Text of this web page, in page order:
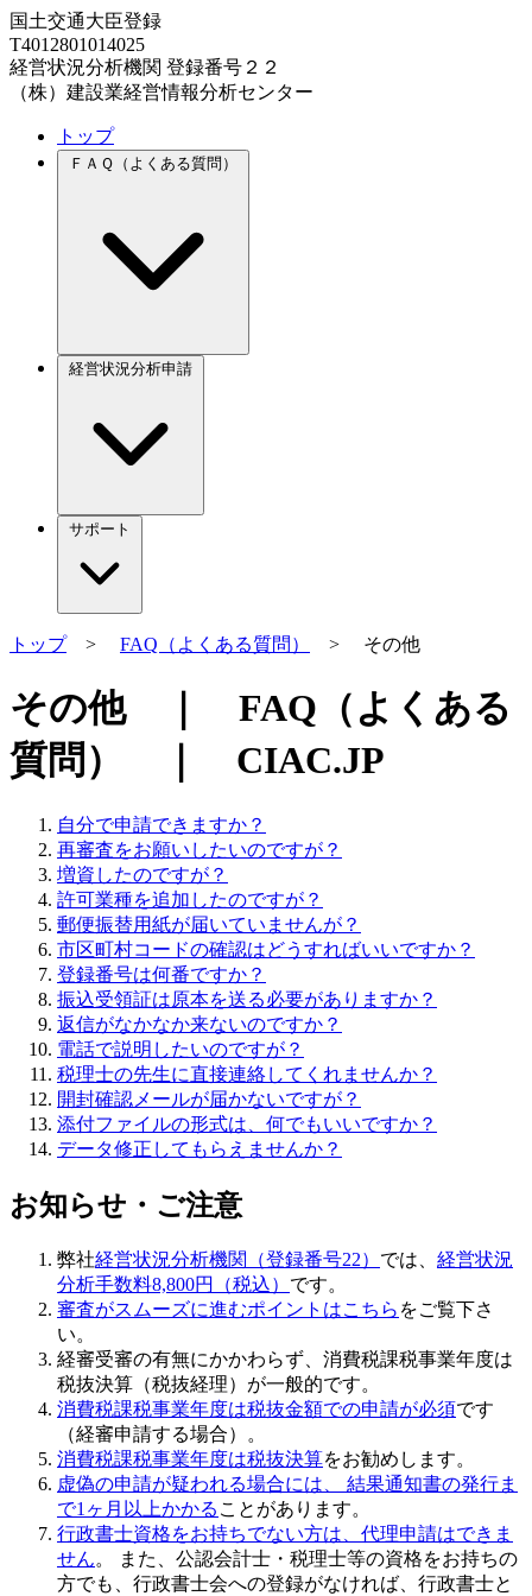
国土交通大臣登録
T4012801014025
経営状況分析機関 登録番号２２
（株）建設業経営情報分析センター
トップ
ＦＡＱ（よくある質問）
経営状況分析申請
サポート
トップ> FAQ（よくある質問） > その他
その他 ｜ FAQ（よくある
質問） ｜ CIAC.JP
自分で申請できますか？
再審査をお願いしたいのですが？
増資したのですが？
許可業種を追加したのですが？
郵便振替用紙が届いていませんが？
市区町村コードの確認はどうすればいいですか？
登録番号は何番ですか？
振込受領証は原本を送る必要がありますか？
返信がなかなか来ないのですか？
電話で説明したいのですが？
税理士の先生に直接連絡してくれませんか？
開封確認メールが届かないですが？
添付ファイルの形式は、何でもいいですか？
データ修正してもらえませんか？
お知らせ・ご注意
弊社経営状況分析機関（登録番号22） では、 経営状況
分析手数料8,800円（税込） です。
審査がスムーズに進むポイントはこちら をご覧下さ
い。
経審受審の有無にかかわらず、 消費税課税事業年度は
税抜決算（税抜経理） が一般的です。
消費税課税事業年度は税抜金額での申請が必須です
（経審申請する場合）。
消費税課税事業年度は税抜決算をお勧めします。
虚偽の申請が疑われる場合には、 結果通知書の発行ま
で1ヶ月以上かかる ことがあります。
行政書士資格をお持ちでない方は、代理申請はできま
せん。 また、公認会計士・税理士等の資格をお持ちの
方でも、行政書士会への登録がなければ、行政書士と